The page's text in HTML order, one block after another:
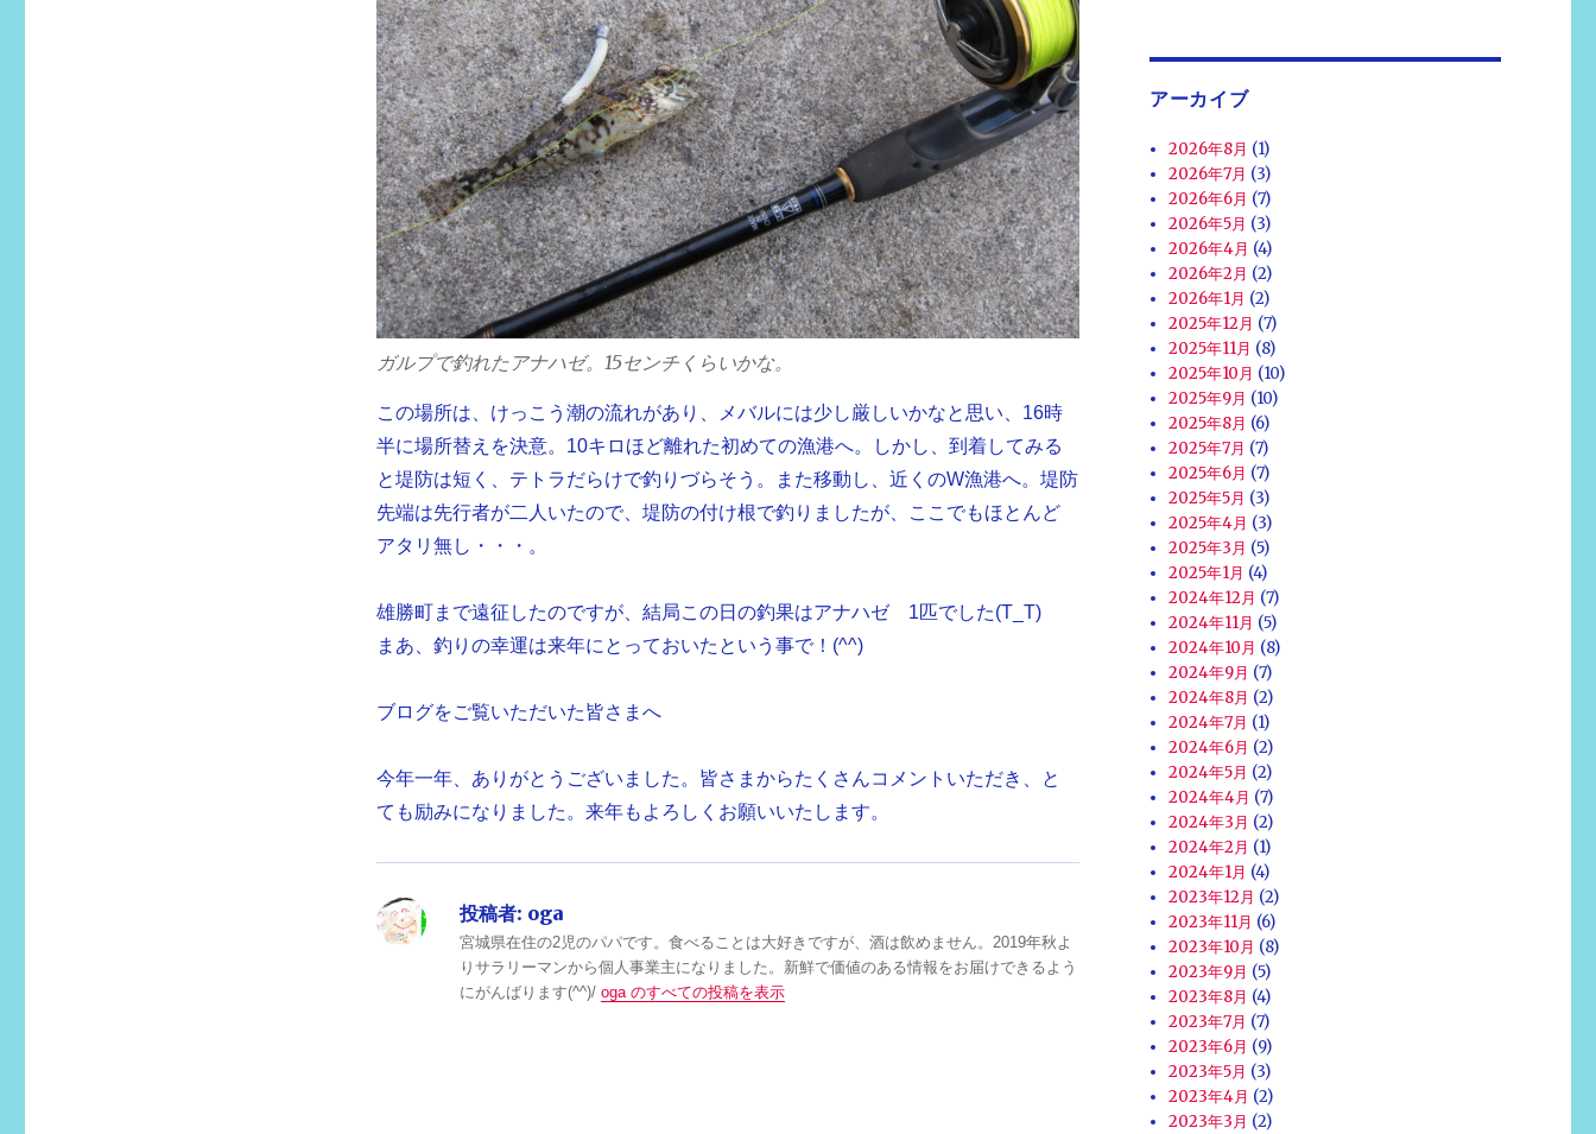
ガルプで釣れたアナハゼ。15センチくらいかな。
この場所は、けっこう潮の流れがあり、メバルには少し厳しいかなと思い、16時
半に場所替えを決意。10キロほど離れた初めての漁港へ。しかし、到着してみる
と堤防は短く、テトラだらけで釣りづらそう。また移動し、近くのW漁港へ。堤防
先端は先行者が二人いたので、堤防の付け根で釣りましたが、ここでもほとんど
アタリ無し・・・。
雄勝町まで遠征したのですが、結局この日の釣果はアナハゼ 1匹でした(T_T)
まあ、釣りの幸運は来年にとっておいたという事で！(^^)
ブログをご覧いただいた皆さまへ
今年一年、ありがとうございました。皆さまからたくさんコメントいただき、と
ても励みになりました。来年もよろしくお願いいたします。
投稿者: oga
宮城県在住の2児のパパです。食べることは大好きですが、酒は飲めません。2019年秋よ
りサラリーマンから個人事業主になりました。新鮮で価値のある情報をお届けできるよう
にがんばります(^^)/ oga のすべての投稿を表示
アーカイブ
2026年8月 (1)
2026年7月 (3)
2026年6月 (7)
2026年5月 (3)
2026年4月 (4)
2026年2月 (2)
2026年1月 (2)
2025年12月 (7)
2025年11月 (8)
2025年10月 (10)
2025年9月 (10)
2025年8月 (6)
2025年7月 (7)
2025年6月 (7)
2025年5月 (3)
2025年4月 (3)
2025年3月 (5)
2025年1月 (4)
2024年12月 (7)
2024年11月 (5)
2024年10月 (8)
2024年9月 (7)
2024年8月 (2)
2024年7月 (1)
2024年6月 (2)
2024年5月 (2)
2024年4月 (7)
2024年3月 (2)
2024年2月 (1)
2024年1月 (4)
2023年12月 (2)
2023年11月 (6)
2023年10月 (8)
2023年9月 (5)
2023年8月 (4)
2023年7月 (7)
2023年6月 (9)
2023年5月 (3)
2023年4月 (2)
2023年3月 (2)